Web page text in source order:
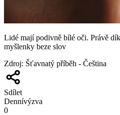
Lidé mají podivně bílé oči. Právě
myšlenky beze slov
Zdroj: Šťavnatý příběh - Čeština
Sdílet
Dennívýzva
0